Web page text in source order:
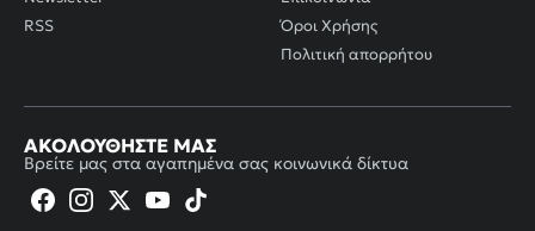
RSS
Όροι Χρήσης
Πολιτική απορρήτου
ΑΚΟΛΟΥΘΉΣΤΕ ΜΑΣ
Βρείτε μας στα αγαπημένα σας κοινωνικά δίκτυα